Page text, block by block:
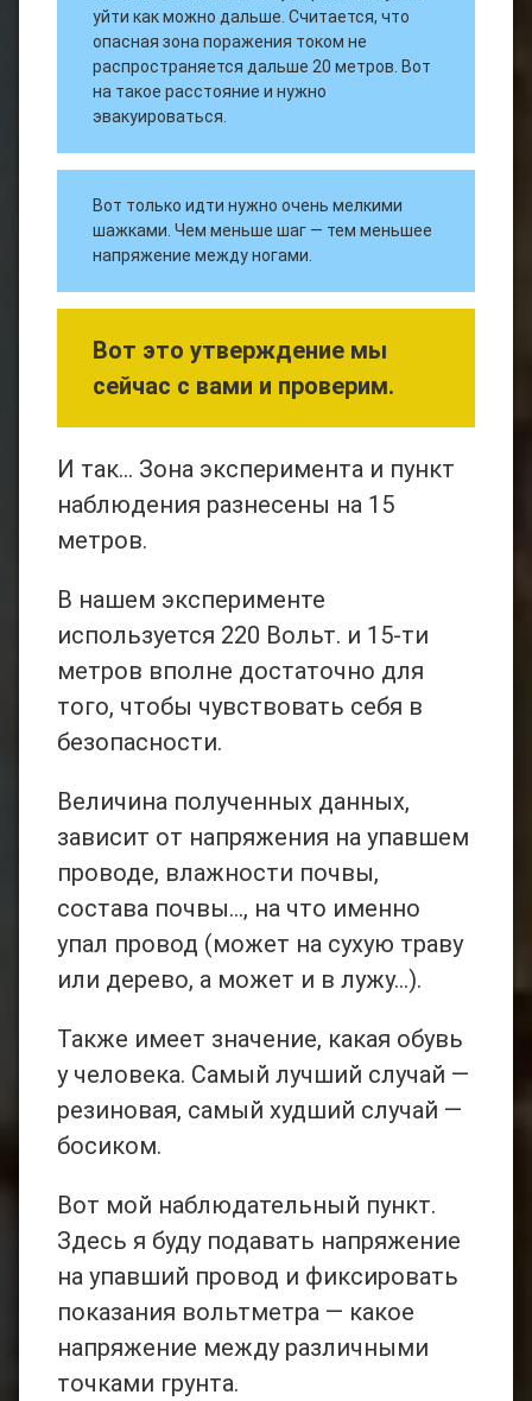
уйти как можно дальше. Считается, что
опасная зона поражения током не
распространяется дальше 20 метров. Вот
на такое расстояние и нужно
эвакуироваться.
Вот только идти нужно очень мелкими
шажками. Чем меньше шаг — тем меньшее
напряжение между ногами.
Вот это утверждение мы
сейчас с вами и проверим.
И так… Зона эксперимента и пункт
наблюдения разнесены на 15
метров.
В нашем эксперименте
используется 220 Вольт. и 15-ти
метров вполне достаточно для
того, чтобы чувствовать себя в
безопасности.
Величина полученных данных,
зависит от напряжения на упавшем
проводе, влажности почвы,
состава почвы…, на что именно
упал провод (может на сухую траву
или дерево, а может и в лужу…).
Также имеет значение, какая обувь
у человека. Самый лучший случай —
резиновая, самый худший случай —
босиком.
Вот мой наблюдательный пункт.
Здесь я буду подавать напряжение
на упавший провод и фиксировать
показания вольтметра — какое
напряжение между различными
точками грунта.